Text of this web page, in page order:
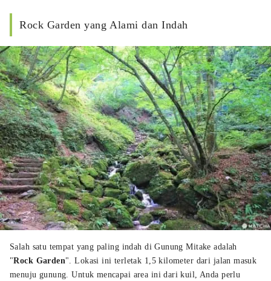
Rock Garden yang Alami dan Indah
Salah satu tempat yang paling indah di Gunung Mitake adalah
"Rock Garden". Lokasi ini terletak 1,5 kilometer dari jalan masuk
menuju gunung. Untuk mencapai area ini dari kuil, Anda perlu